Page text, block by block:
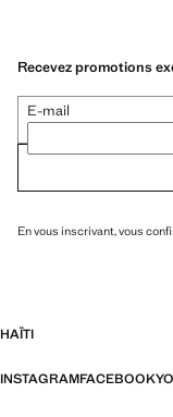
Recevez promotions
E-mail
En vous inscrivant, vous
HAÏTI
INSTAGRAMFACEBOOK